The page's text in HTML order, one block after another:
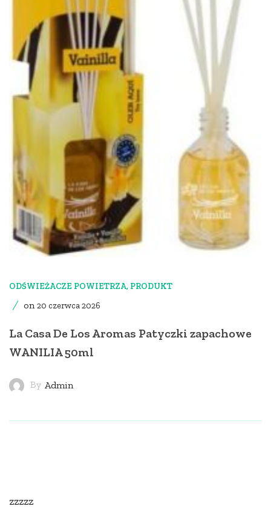
ODŚWIEŻACZE POWIETRZA, PRODUKT
on 20 czerwca 2026
La Casa De Los Aromas Patyczki zapachowe
WANILIA 50ml
By Admin
zzzzz